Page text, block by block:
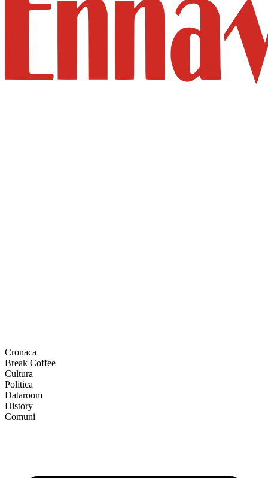
Cronaca
Break Coffee
Cultura
Politica
Dataroom
History
Comuni